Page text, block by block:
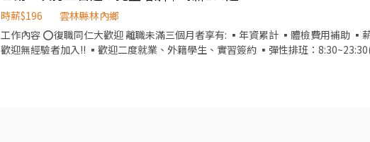
學生、二度就業、想賺外快的上班族都歡迎 ・不需要口才好，會揮手、會互動鞠躬
自上工 ・能穩定一週上三天以上、願意自己保管專屬裝備 📍 面試資訊 面試安排在雲林場次現場（依上方場次表擇一），談完直
接看到現場長怎樣，當天就能決定要不要試作。 👉 應徵
時薪$196
雲林縣林內鄉
工作內容 ⭕復職同仁大歡迎 離職未滿三個月者享有: ▪年資累計 ▪體檢費用補助 ▪
歡迎無經驗者加入!! ▪歡迎二度就業、外籍學生、實習簽約 ▪彈性排班：